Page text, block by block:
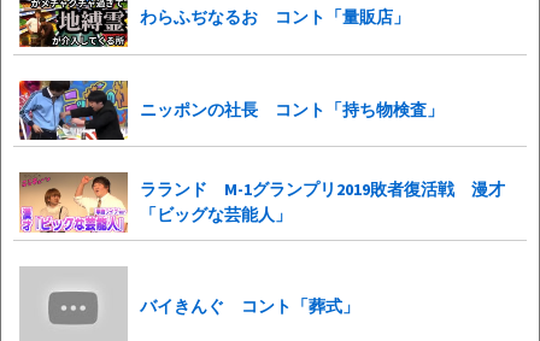
わらふぢなるお コント「量販店」
ニッポンの社長 コント「持ち物検査」
ラランド M-1グランプリ2019敗者復活戦 漫才
「ビッグな芸能人」
バイきんぐ コント「葬式」